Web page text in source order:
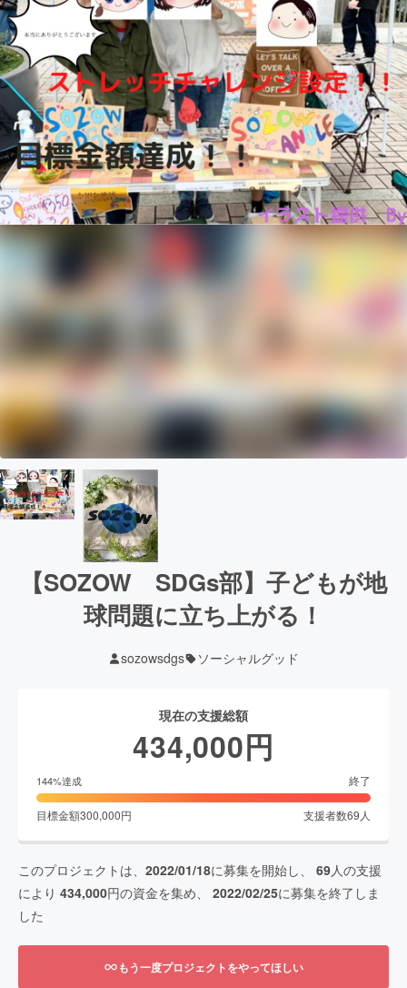
【SOZOW SDGs部】子どもが地
球問題に立ち上がる！
sozowsdgs ソーシャルグッド
現在の支援総額
434,000円
144%達成 終了
目標金額300,000円 支援者数69 人
このプロジェクトは、 2022/01/18に募集を開始し、 69人の支援
により 434,000円の資金を集め、 2022/02/25に募集を終了しま
した
もう一度プロジェクトをやってほしい